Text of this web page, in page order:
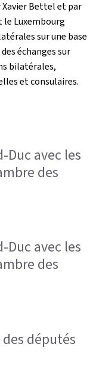
Bettel et par
le Luxembourg
sur une base
échanges sur
bilatérales,
et consulaires.
Duc avec les
des
Duc avec les
des
députés